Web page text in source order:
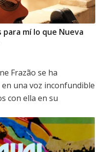
para mí lo que Nueva
Frazão se ha
una voz inconfundible
con ella en su